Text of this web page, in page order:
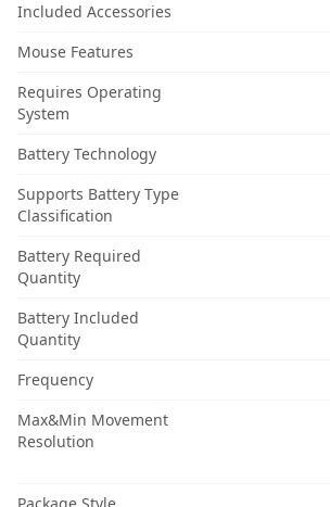
Included Accessories
Mouse Features
Requires Operating
System
Battery Technology
Supports Battery Type
Classification
Battery Required
Quantity
Battery Included
Quantity
Frequency
Max&Min Movement
Resolution